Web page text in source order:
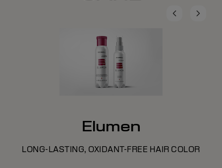
Elumen
LONG-LASTING, OXIDANT-FREE HAIR COLOR